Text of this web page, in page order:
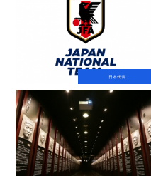
日本代表